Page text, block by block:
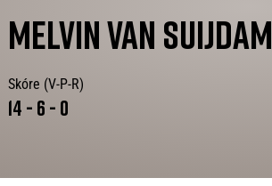
MELVINVAN SUIJDAM
Skóre (V-P-R)
14 - 6 - 0